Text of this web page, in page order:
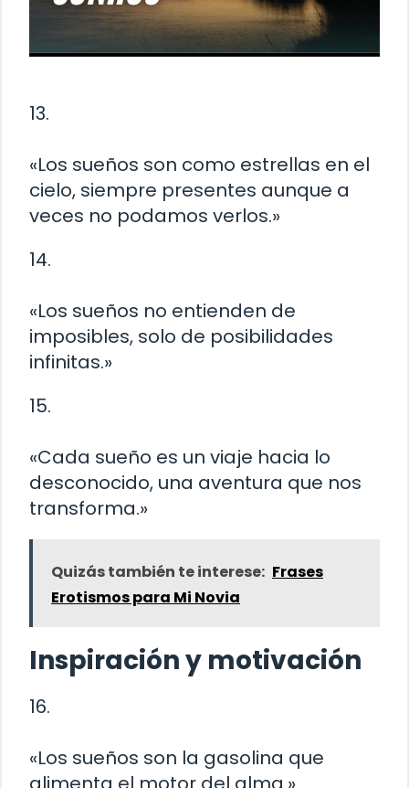
13.
«Los sueños son como estrellas en el
cielo, siempre presentes aunque a
veces no podamos verlos.»
14.
«Los sueños no entienden de
imposibles, solo de posibilidades
infinitas.»
15.
«Cada sueño es un viaje hacia lo
desconocido, una aventura que nos
transforma.»
Quizás también te interese: Frases
Erotismos para Mi Novia
Inspiración y motivación
16.
«Los sueños son la gasolina que